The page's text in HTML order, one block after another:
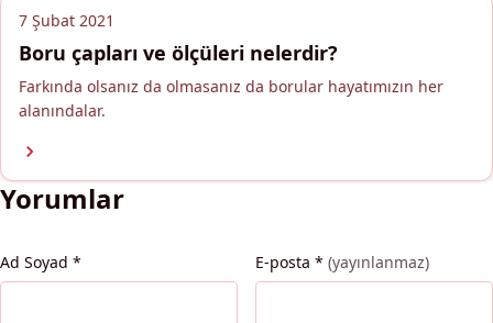
7 Şubat 2021
Boru çapları ve ölçüleri nelerdir?
Farkında olsanız da olmasanız da borular hayatımızın her
alanındalar.
Yorumlar
Ad Soyad * E-posta * (yayınlanmaz)